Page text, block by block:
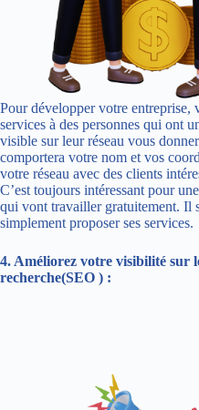
Pour développer votre entreprise,
services à des personnes qui ont
visible sur leur réseau vous
comportera votre nom et vos
votre réseau avec des clients
C’est toujours intéressant pour
qui vont travailler gratuitement. Il
simplement proposer ses services.
4. Améliorez votre visibilité sur
recherche(SEO ) :